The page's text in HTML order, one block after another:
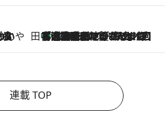
テリーヌ 田中稲の勝手に再ブーム
2026.8.7
「湘南乃風に憧れて」観客大盛上がりの“タオル回し”に、ラッパー顔負けの高速歌唱まで…さだまさし（74）のアグレッシブすぎる現在地
連載 TOP